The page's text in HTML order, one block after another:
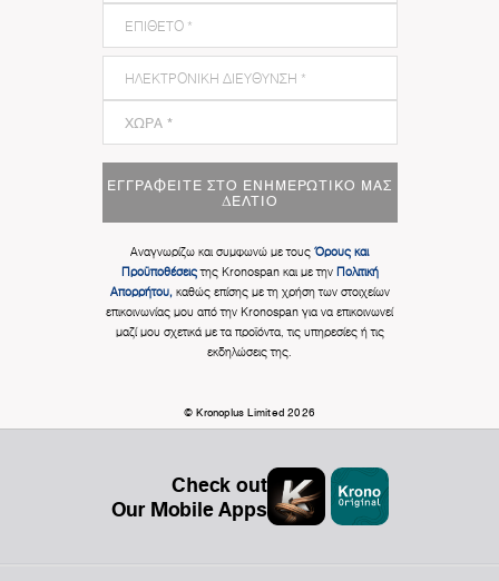
ΕΓΓΡΑΦΕΊΤΕ ΣΤΟ ΕΝΗΜΕΡΩΤΙΚΌ ΜΑΣ
ΔΕΛΤΊΟ
Αναγνωρίζω και συμφωνώ με τους Όρους και
Προϋποθέσειςτης Kronospan και με την Πολιτική
Απορρήτου,καθώς επίσης με τη χρήση των στοιχείων
επικοινωνίας μου από την Kronospan για να επικοινωνεί
μαζί μου σχετικά με τα προϊόντα, τις υπηρεσίες ή τις
εκδηλώσεις της.
© Kronoplus Limited 2026
Check out
Our Mobile Apps